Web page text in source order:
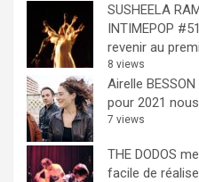
SUSHEELA
INTIMEPOP
revenir au
8 views
Airelle
pour 2021
7 views
THE DODOS
facile de